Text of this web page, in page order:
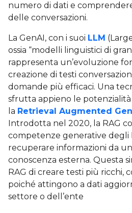
numero di dati e
delle conversazioni.
La GenAI, con i suoi LLM
ossia “modelli linguistici di
rappresenta un’evoluzione
creazione di testi
domande più efficaci. Una
sfrutta appieno le potenzialità
la Retrieval Augmented
Introdotta nel 2020, la RAG
competenze generative degli
recuperare informazioni da
conoscenza esterna. Questa
RAG di creare testi più ricchi,
poiché attingono a dati
settore o dell’ente